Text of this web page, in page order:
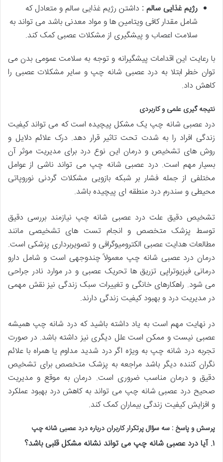
رژیم غذایی سالم : داشتن رژیم غذایی سالم و متعادل که
شامل مقدار کافی ویتامین ها و مواد معدنی باشد می تواند به
سلامت اعصاب و پیشگیری از مشکلات عصبی کمک کند.
با رعایت این اقدامات پیشگیرانه و توجه به سلامت عمومی بدن می
توان خطر ابتلا به درد عصبی شانه چپ و سایر مشکلات عصبی را
کاهش داد.
نتیجه گیری علمی و کاربردی
درد عصبی شانه چپ یک مشکل پیچیده است که می تواند کیفیت
زندگی افراد را به شدت تحت تاثیر قرار دهد. درک علائم دلایل و
روش های تشخیص و درمان این نوع درد برای مدیریت موثر آن
بسیار مهم است. درد عصبی شانه چپ می تواند ناشی از عوامل
مختلفی از جمله فشار بر شبکه بازویی مشکلات گردنی نوروپاتی
محیطی و سندرم درد منطقه ای پیچیده باشد.
تشخیص دقیق علت درد عصبی شانه چپ نیازمند بررسی دقیق
توسط پزشک متخصص و انجام تست های تشخیصی مانند
مطالعات هدایت عصبی الکترومیوگرافی و تصویربرداری پزشکی است.
درمان درد عصبی شانه چپ معمولاً چندوجهی است و شامل دارو
درمانی فیزیوتراپی تزریق ها تحریک عصبی و در موارد نادر جراحی
می شود. راهکارهای خانگی و تغییرات سبک زندگی نیز نقش مهمی
در مدیریت درد و بهبود کیفیت زندگی دارند.
در نهایت مهم است به یاد داشته باشید که درد شانه چپ همیشه
عصبی نیست و ممکن است علل دیگری نیز داشته باشد. در صورت
تجربه درد شانه چپ به ویژه اگر درد شدید مداوم یا همراه با علائم
نگران کننده دیگر باشد مراجعه به پزشک متخصص برای تشخیص
دقیق و درمان مناسب ضروری است. درمان به موقع و مدیریت
صحیح درد عصبی شانه چپ می تواند به کاهش درد بهبود عملکرد
و افزایش کیفیت زندگی بیماران کمک کند.
پرسش و پاسخ : سه سؤال پرتکرار کاربران درباره درد عصبی شانه چپ
۱.آیا درد عصبی شانه چپ می تواند نشانه مشکل قلبی باشد؟